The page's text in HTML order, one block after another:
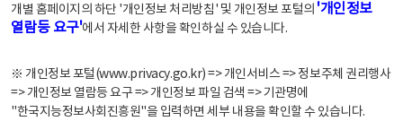
개별 홈페이지의 하단 '개인정보 처리방침' 및 개인정보 포털의 '개인정보
열람등 요구'에서 자세한 사항을 확인하실 수 있습니다.
※ 개인정보 포털(www.privacy.go.kr) => 개인서비스 => 정보주체 권리행사
=> 개인정보 열람등 요구 => 개인정보 파일 검색 => 기관명에
"한국지능정보사회진흥원"을 입력하면 세부 내용을 확인할 수 있습니다.